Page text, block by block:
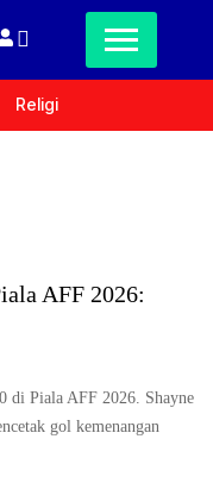
Religi
AFF 2026:
di Piala AFF 2026. Shayne
gol kemenangan